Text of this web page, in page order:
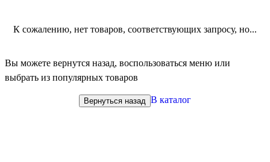
К сожалению, нет товаров, соответствующих запросу, но...
Вы можете вернутся назад, воспользоваться меню или
выбрать из популярных товаров
Вернуться назад В каталог